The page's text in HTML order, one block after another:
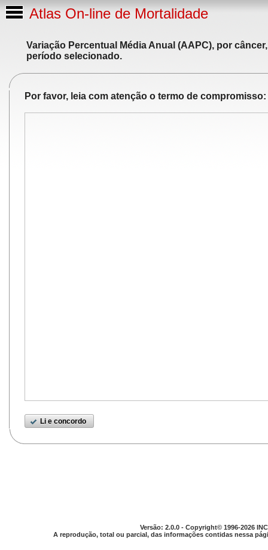
Atlas On-line de Mortalidade
Variação Percentual Média Anual (AAPC), por
período selecionado.
Por favor, leia com atenção o termo de compromisso:
Li e concordo
Versão: 2.0.0 - Copyright© 1996-2026
A reprodução, total ou parcial, das informações contidas nessa